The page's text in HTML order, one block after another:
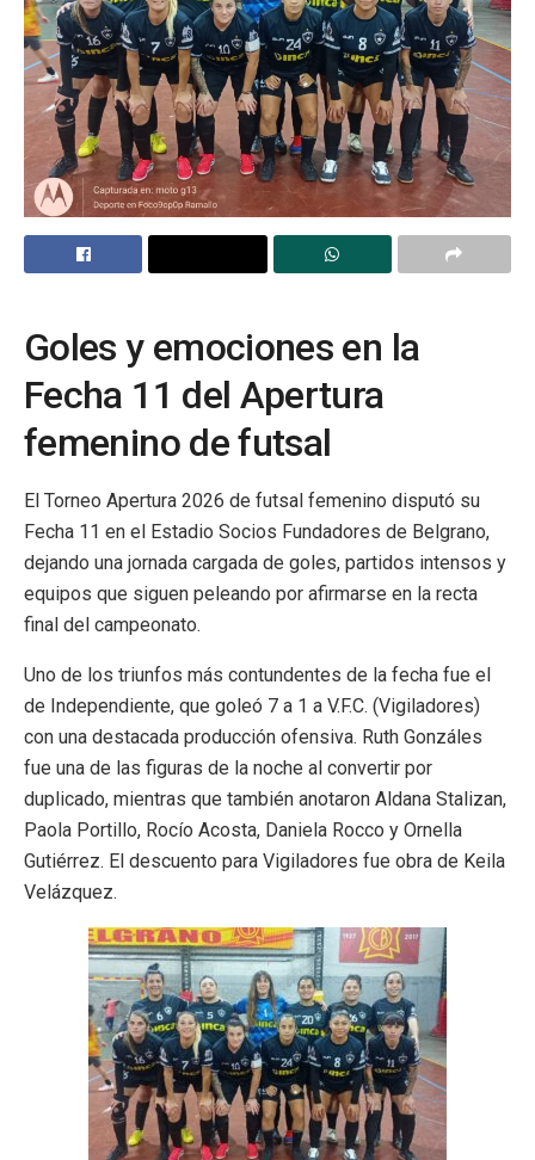
Goles y emociones en la
Fecha 11 del Apertura
femenino de futsal
El Torneo Apertura 2026 de futsal femenino disputó su
Fecha 11 en el Estadio Socios Fundadores de Belgrano,
dejando una jornada cargada de goles, partidos intensos y
equipos que siguen peleando por afirmarse en la recta
final del campeonato.
Uno de los triunfos más contundentes de la fecha fue el
de Independiente, que goleó 7 a 1 a V.F.C. (Vigiladores)
con una destacada producción ofensiva. Ruth Gonzáles
fue una de las figuras de la noche al convertir por
duplicado, mientras que también anotaron Aldana Stalizan,
Paola Portillo, Rocío Acosta, Daniela Rocco y Ornella
Gutiérrez. El descuento para Vigiladores fue obra de Keila
Velázquez.